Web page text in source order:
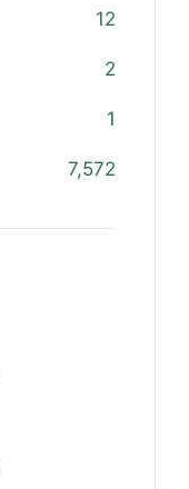
12
2
1
7,572